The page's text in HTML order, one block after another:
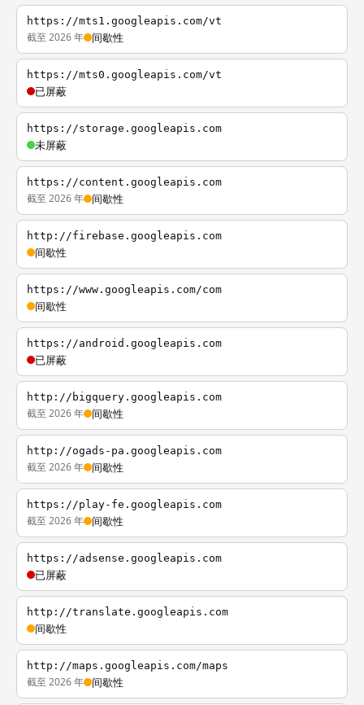
https://mts1.googleapis.com/vt
截至 2026 年 间歇性
https://mts0.googleapis.com/vt
已屏蔽
https://storage.googleapis.com
未屏蔽
https://content.googleapis.com
截至 2026 年 间歇性
http://firebase.googleapis.com
间歇性
https://www.googleapis.com/com
间歇性
https://android.googleapis.com
已屏蔽
http://bigquery.googleapis.com
截至 2026 年 间歇性
http://ogads-pa.googleapis.com
截至 2026 年 间歇性
https://play-fe.googleapis.com
截至 2026 年 间歇性
https://adsense.googleapis.com
已屏蔽
http://translate.googleapis.com
间歇性
http://maps.googleapis.com/maps
截至 2026 年 间歇性